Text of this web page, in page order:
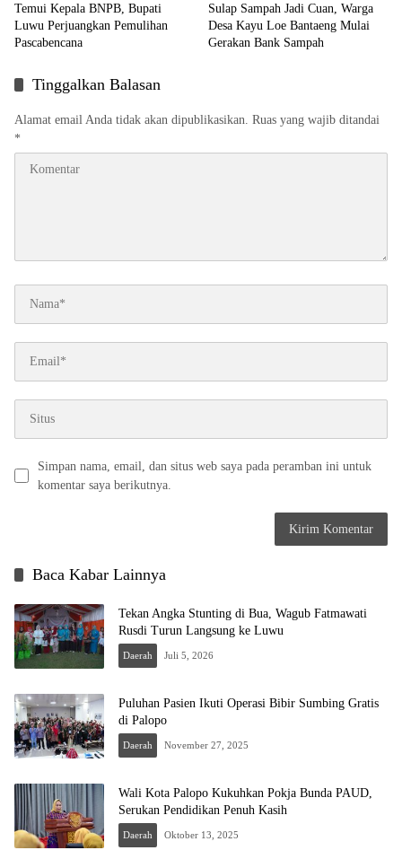
Temui Kepala BNPB, Bupati
Luwu Perjuangkan Pemulihan
Pascabencana
Sulap Sampah Jadi Cuan, Warga
Desa Kayu Loe Bantaeng Mulai
Gerakan Bank Sampah
Tinggalkan Balasan
Alamat email Anda tidak akan dipublikasikan. Ruas yang wajib ditandai
*
Simpan nama, email, dan situs web saya pada peramban ini untuk
komentar saya berikutnya.
Baca Kabar Lainnya
Tekan Angka Stunting di Bua, Wagub Fatmawati
Rusdi Turun Langsung ke Luwu
Daerah Juli 5, 2026
Puluhan Pasien Ikuti Operasi Bibir Sumbing Gratis
di Palopo
Daerah November 27, 2025
Wali Kota Palopo Kukuhkan Pokja Bunda PAUD,
Serukan Pendidikan Penuh Kasih
Daerah Oktober 13, 2025